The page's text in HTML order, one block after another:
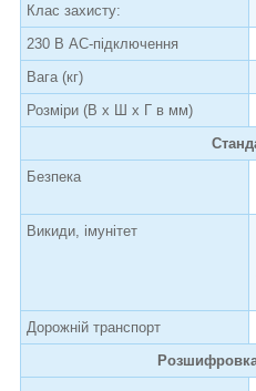
Клас захисту:
230 В AC-підключення
Вага (кг)
Розміри (В х Ш х Г в мм)
Безпека
Викиди, імунітет
Дорожній транспорт